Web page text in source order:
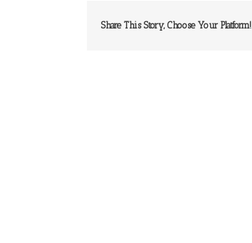
Share This Story, Choose Your Platform!